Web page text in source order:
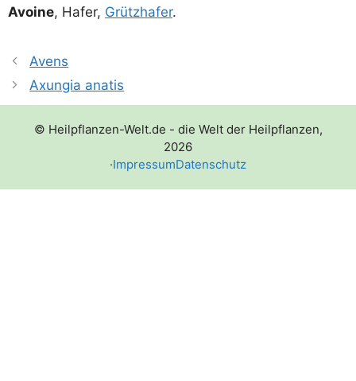
Avoi­ne, Hafer, Grütz­ha­fer.
Avens
Axungia anatis
© Heilpflanzen-Welt.de - die Welt der Heilpflanzen,
2026
·ImpressumDatenschutz